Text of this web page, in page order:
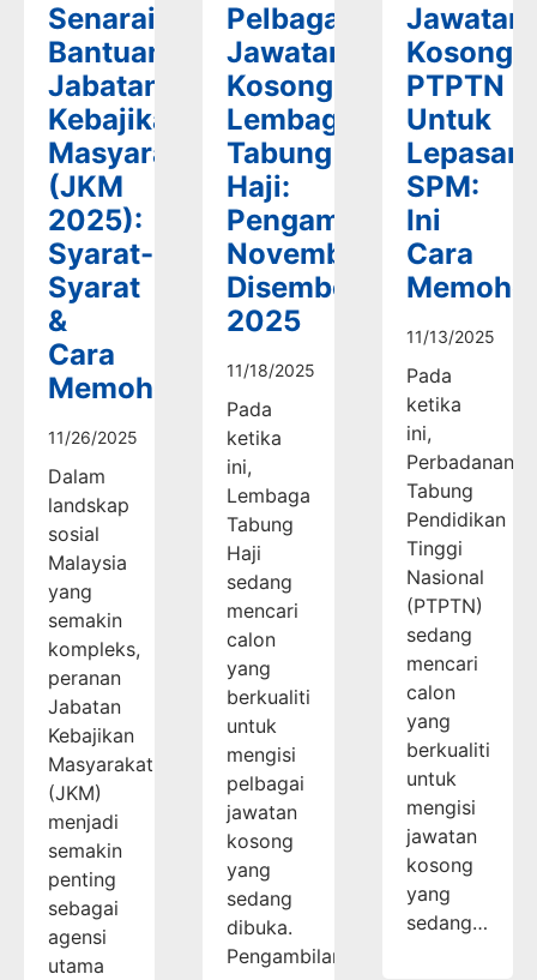
Senarai
Bantuan
Jabatan
Kebajikan
Masyarakat
(JKM
2025):
Syarat-
Syarat
&
Cara
Memohon
11/26/2025
Dalam
landskap
sosial
Malaysia
yang
semakin
kompleks,
peranan
Jabatan
Kebajikan
Masyarakat
(JKM)
menjadi
semakin
penting
sebagai
agensi
utama
Pelbagai
Jawatan
Kosong
Lembaga
Tabung
Haji:
Pengambilan
November-
Disember
2025
11/18/2025
Pada
ketika
ini,
Lembaga
Tabung
Haji
sedang
mencari
calon
yang
berkualiti
untuk
mengisi
pelbagai
jawatan
kosong
yang
sedang
dibuka.
Pengambilan…
Jawatan
Kosong
PTPTN
Untuk
Lepasan
SPM:
Ini
Cara
11/13/2025
Pada
ketika
ini,
Perbadanan
Tabung
Pendidikan
Tinggi
Nasional
(PTPTN)
sedang
mencari
calon
yang
berkualiti
untuk
mengisi
jawatan
kosong
yang
sedang…